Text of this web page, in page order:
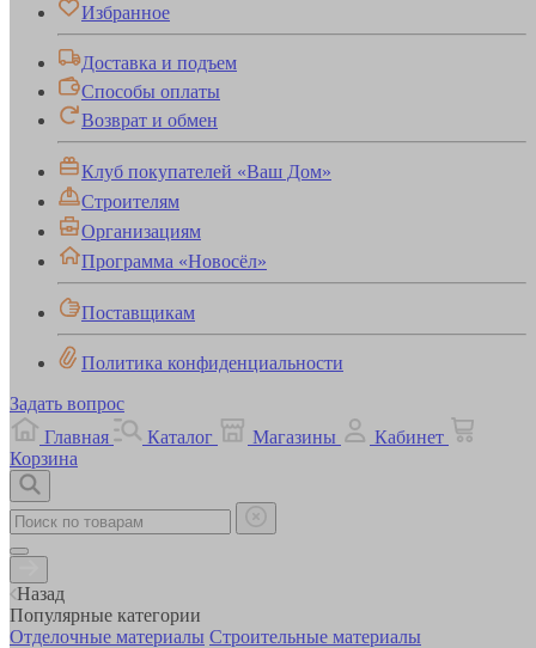
Избранное
Доставка и подъем
Способы оплаты
Возврат и обмен
Клуб покупателей «Ваш Дом»
Строителям
Организациям
Программа «Новосёл»
Поставщикам
Политика конфиденциальности
Задать вопрос
Главная
Каталог Магазины
Кабинет
Корзина
Назад
Популярные категории
Отделочные материалы Строительные материалы